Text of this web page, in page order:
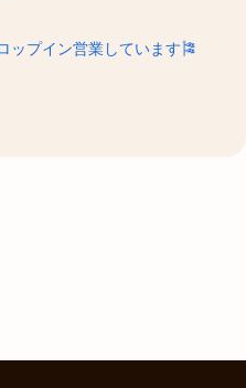
ップイン営業しています🎏